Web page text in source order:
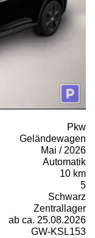
Pkw
Geländewagen
Mai / 2026
Automatik
10 km
5
Schwarz
Zentrallager
ab ca. 25.08.2026
GW-KSL153